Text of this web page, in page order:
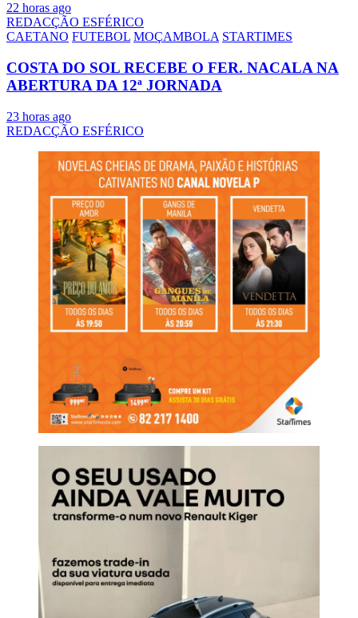
22 horas ago
REDACÇÃO ESFÉRICO
CAETANO FUTEBOL MOÇAMBOLA STARTIMES
COSTA DO SOL RECEBE O FER. NACALA NA
ABERTURA DA 12ª JORNADA
23 horas ago
REDACÇÃO ESFÉRICO